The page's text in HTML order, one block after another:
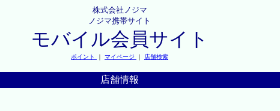
株式会社ノジマ
ノジマ携帯サイト
モバイル会員サイト
ポイント ｜ マイページ ｜ 店舗検索
店舗情報